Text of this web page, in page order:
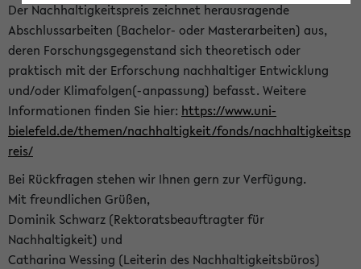
Der Nachhaltigkeitspreis zeichnet herausragende
Abschlussarbeiten (Bachelor- oder Masterarbeiten) aus,
deren Forschungsgegenstand sich theoretisch oder
praktisch mit der Erforschung nachhaltiger Entwicklung
und/oder Klimafolgen(-anpassung) befasst. Weitere
Informationen finden Sie hier: https://www.uni-
bielefeld.de/themen/nachhaltigkeit/fonds/nachhaltigkeitsp
reis/
Bei Rückfragen stehen wir Ihnen gern zur Verfügung.
Mit freundlichen Grüßen,
Dominik Schwarz (Rektoratsbeauftragter für
Nachhaltigkeit) und
Catharina Wessing (Leiterin des Nachhaltigkeitsbüros)